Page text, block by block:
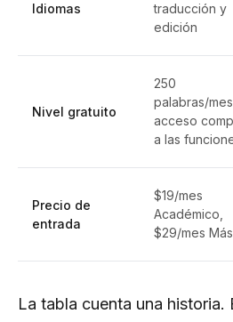
Idiomas
traducción y
edición
Nivel gratuito
250
palabras/mes,
acceso
a las
Precio de
entrada
$19/mes
Académico,
$29/mes Más
La tabla cuenta una historia.